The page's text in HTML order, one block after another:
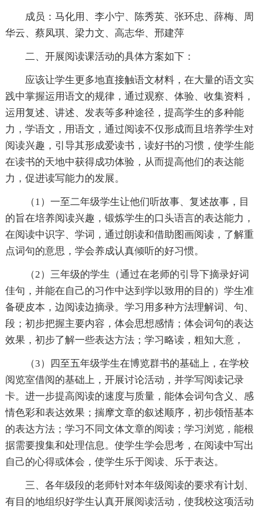
成员：马化用、李小宁、陈秀英、张环忠、薛梅、周
华云、蔡凤琪、梁力文、高志华、邢建萍
二、开展阅读课活动的具体方案如下：
应该让学生更多地直接触语文材料，在大量的语文实
践中掌握运用语文的规律，通过观察、体验、收集资料，
运用复述、讲述、发表等多种途径，提高学生的多种能
力，学语文，用语文，通过阅读不仅形成而且培养学生对
阅读兴趣，引导其形成爱读书，读好书的习惯，使学生能
在读书的天地中获得成功体验，从而提高他们的表达能
力，促进读写能力的发展。
（1）一至二年级学生让他们听故事、复述故事，目
的旨在培养阅读兴趣，锻炼学生的口头语言的表达能力，
在阅读中识字、学词，通过朗读和借助图画阅读，了解重
点词句的意思，学会养成认真倾听的好习惯。
（2）三年级的学生（通过在老师的引导下摘录好词
佳句，并能在自己的习作中达到学以致用的目的）学生准
备硬皮本，边阅读边摘录。学习用多种方法理解词、句、
段；初步把握主要内容，体会思想感情；体会词句的表达
效果，初步了解一些表达方法；学习略读，粗知大意，
（3）四至五年级学生在博览群书的基础上，在学校
阅览室借阅的基础上，开展讨论活动，并学写阅读记录
卡。进一步提高阅读的速度与质量，能体会词句含义、感
情色彩和表达效果；揣摩文章的叙述顺序，初步领悟基本
的表达方法；学习不同文体文章的阅读；学习浏览，能根
据需要搜集和处理信息。使学生学会思考，在阅读中写出
自己的心得或体会，使学生乐于阅读、乐于表达。
三、各年级段的老师针对本年级阅读的要求有计划、
有目的地组织好学生认真开展阅读活动，使我校这项活动